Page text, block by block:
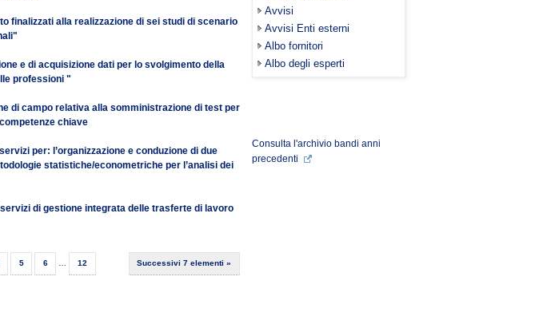
Avvisi
Avvisi Enti esterni
Albo fornitori
Albo degli esperti
Consulta l'archivio bandi anni
precedenti
finalizzati alla realizzazione di sei studi di scenario
e di acquisizione dati per lo svolgimento della
professioni "
di campo relativa alla somministrazione di test per
chiave
per: l’organizzazione e conduzione di due
statistiche/econometriche per l’analisi dei
di gestione integrata delle trasferte di lavoro
Successivi 7 elementi »
5 6 … 12